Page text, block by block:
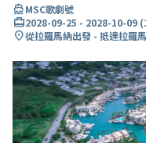
directions_boatMSC歌劇號
card_travel2028-09-25 - 2028-10-09 (
location_on從拉羅馬納出發 - 抵達拉羅